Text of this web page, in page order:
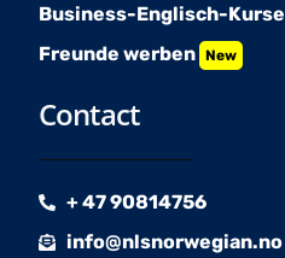
Business-Englisch-Kurse
Freunde werben New
Contact
+ 47 90814756
info@nlsnorwegian.no